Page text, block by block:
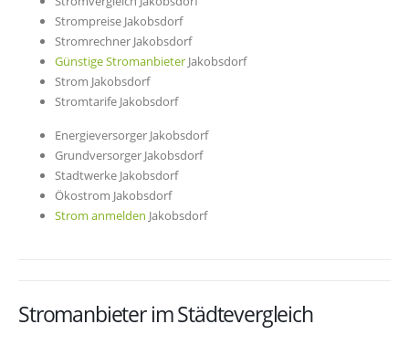
Strompreise Jakobsdorf
Stromrechner Jakobsdorf
Günstige Stromanbieter Jakobsdorf
Strom Jakobsdorf
Stromtarife Jakobsdorf
Energieversorger Jakobsdorf
Grundversorger Jakobsdorf
Stadtwerke Jakobsdorf
Ökostrom Jakobsdorf
Strom anmelden Jakobsdorf
Stromanbieter im Städtevergleich